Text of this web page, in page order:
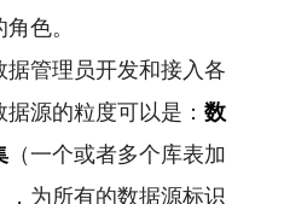
色。
据管理员开发和接入各
源的粒度可以是： 数
（一个或者多个库表加
为所有的数据源标识